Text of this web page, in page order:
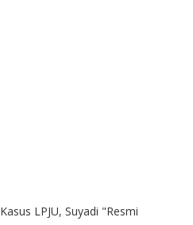
Kasus LPJU, Suyadi "Resmi